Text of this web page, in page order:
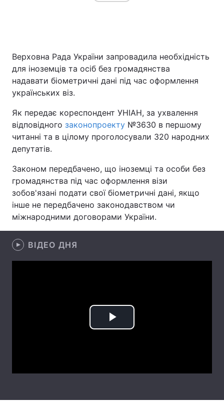
Україна Політика
Економіка Світ
Техно і зв'язок Лайт
Зброя
Здоров'я Туризм
Цікавинки Погода
Екологія Регіони
Лонгріди
Вакансії
Верховна Рада України запровадила необхідність
для іноземців та осіб без громадянства
надавати біометричні дані під час оформлення
українських віз.
Як передає кореспондент УНІАН, за ухвалення
відповідного законопроекту №3630 в першому
читанні та в цілому проголосували 320 народних
депутатів.
Законом передбачено, що іноземці та особи без
громадянства під час оформлення візи
зобов'язані подати свої біометричні дані, якщо
інше не передбачено законодавством чи
міжнародними договорами України.
ВІДЕО ДНЯ
Play